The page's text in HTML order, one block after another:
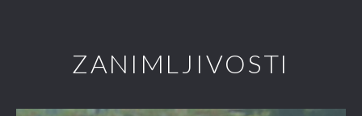
ZANIMLJIVOSTI